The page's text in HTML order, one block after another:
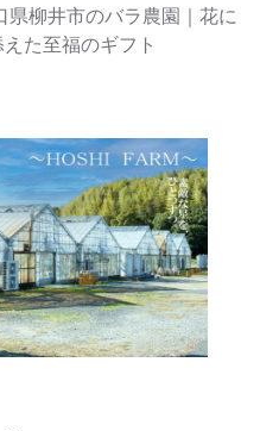
県柳井市のバラ農園｜花に
た至福のギフト